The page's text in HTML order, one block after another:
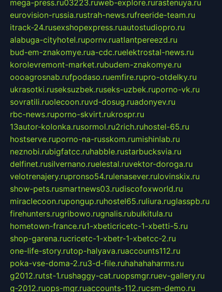
mega-press.ru03223.ruweb-explore.rurastenuya.ru
eurovision-russia.rustrah-news.rufreeride-team.ru
itrack-24.rusexshopexpress.ruautostudiopro.ru
alabuga-cityhotel.rupornv.ruatlantpereezd.ru
bud-em-znakomye.rua-cdc.ruelektrostal-news.ru
korolevremont-market.rubudem-znakomye.ru
oooagrosnab.rufpodaso.ruemfire.rupro-otdelky.ru
ukrasotki.ruseksuzbek.ruseks-uzbek.ruporno-vk.ru
sovratili.ruolecoon.ruvd-dosug.ruadonyev.ru
rbc-news.ruporno-skvirt.rukrospr.ru
13autor-kolonka.rusormol.ru2rich.ruhostel-65.ru
hostserve.ruporno-na-russkom.rumishinlab.ru
neznobi.rubigfatcc.ruhabble.rustarbucksvia.ru
delfinet.rusilvernano.ruelestal.ruvektor-doroga.ru
velotrenajery.rupronso54.rulenasever.rulovinskix.ru
show-pets.rusmartnews03.rudiscofoxworld.ru
miraclecoon.rupongup.ruhostel65.ruliura.ruglasspb.ru
firehunters.rugribowo.rugnalis.rubulkitula.ru
hometown-france.ru1-xbeticricetc-1-xbetti-5.ru
shop-garena.rucricetc-1-xbetr-1-xbetcc-2.ru
one-life-story.rutop-halyava.ruaccounts112.ru
poka-vse-doma-2.ru3-d-file.ruhahahaharms.ru
g2012.rutst-1.rushaggy-cat.ruopsmgr.ruev-gallery.ru
g-2012.ruops-mgr.ruaccounts-112.rucsm-demo.ru